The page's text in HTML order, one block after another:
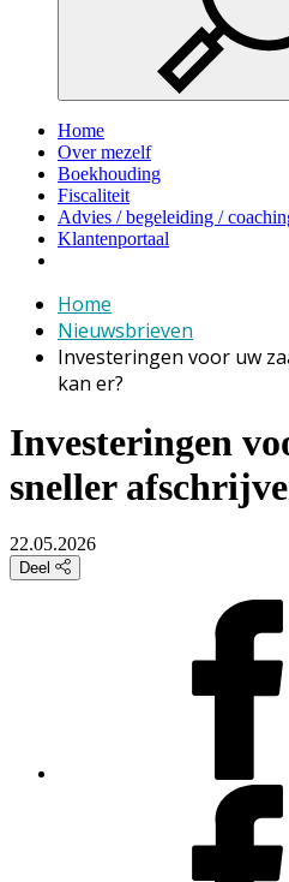
Home
Over mezelf
Boekhouding
Fiscaliteit
Advies / begeleiding /
Klantenportaal
Home
Nieuwsbrieven
Investeringen voor uw
kan er?
Investeringen
sneller
22.05.2026
Deel